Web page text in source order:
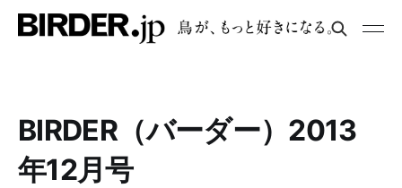
BIRDER（バーダー）2013
年12月号